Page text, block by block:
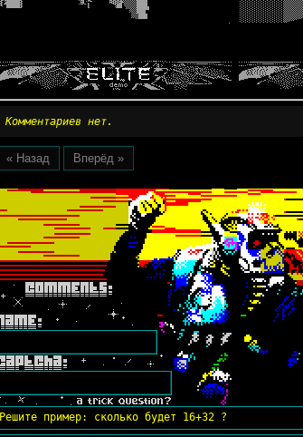
Комментариев нет.
« Назад Вперёд »
Решите пример: сколько будет 16+32 ?